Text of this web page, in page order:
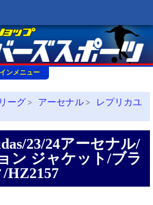
ンメニュー
ーグ > アーセナル >
レプリカユ
23/24アーセナル/
ン ジャケット/ブラ
/HZ2157